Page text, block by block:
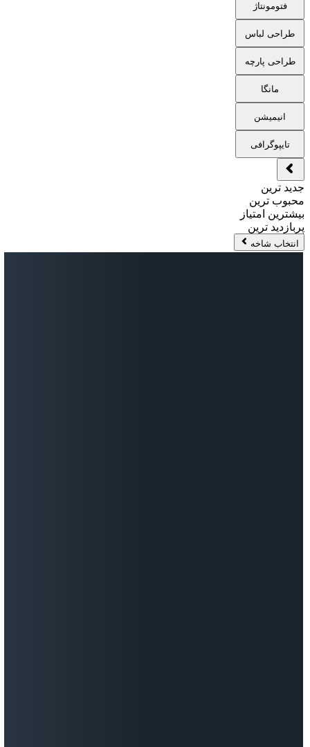
فتومونتاژ
طراحی لباس
طراحی پارچه
مانگا
انیمیشن
تایپوگرافی
جدید ترین
محبوب ترین
بیشترین امتیاز
پربازدید ترین
انتخاب شاخه